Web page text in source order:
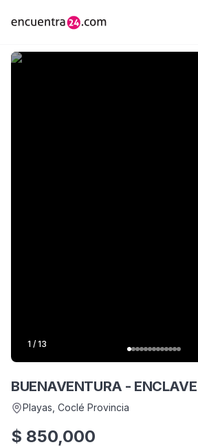
1 / 13
BUENAVENTURA - ENCLAVE
Playas , Coclé Provincia
$ 850,000